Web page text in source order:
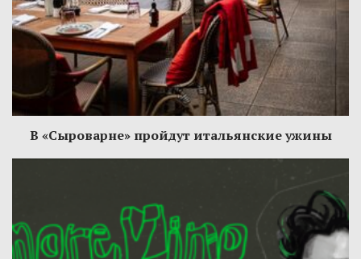
В «Сыроварне» пройдут итальянские ужины